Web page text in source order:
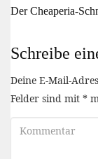
Der Cheaperia-
Schreibe
Deine E-Mail-
Felder sind mit *
Kommentar